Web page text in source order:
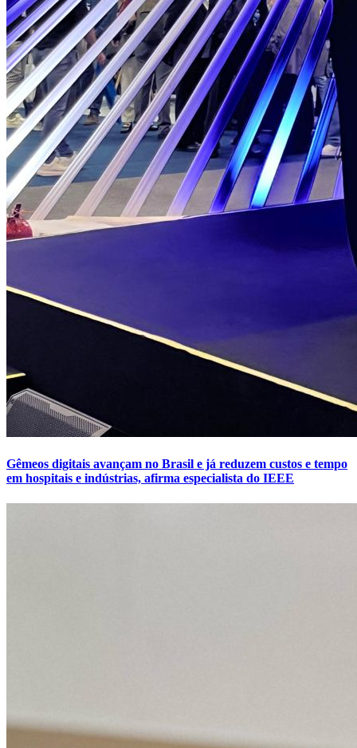
Gêmeos digitais avançam no Brasil e já reduzem custos e tempo
em hospitais e indústrias, afirma especialista do IEEE